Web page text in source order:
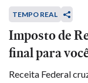
TEMPO REAL
Imposto de
final para
Receita Federal